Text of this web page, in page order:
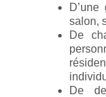
salon,
De
De